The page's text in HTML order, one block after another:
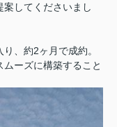
してくださいまし
、約2ヶ月で成約。
ーズに構築すること